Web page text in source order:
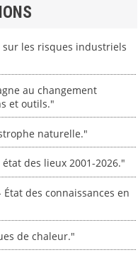
les risques industriels
au changement
et outils."
naturelle."
des lieux 2001-2026."
des connaissances en
de chaleur."